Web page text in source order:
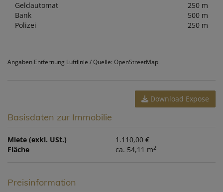
Geldautomat
250 m
Bank
500 m
Polizei
250 m
Angaben Entfernung Luftlinie / Quelle: OpenStreetMap
Download Expose
Basisdaten zur Immobilie
Miete (exkl. USt.)
1.110,00 €
Fläche
ca. 54,11 m2
Preisinformation